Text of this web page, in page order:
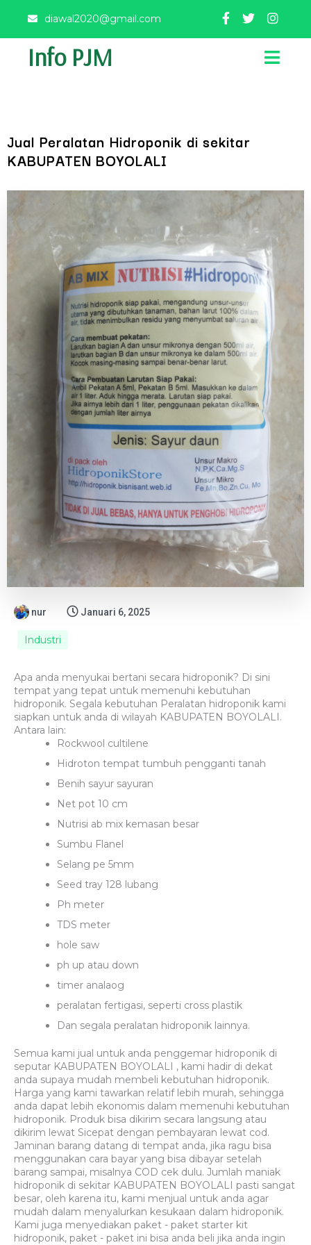
diawal2020@gmail.com
Info PJM
Jual Peralatan Hidroponik di sekitar
KABUPATEN BOYOLALI
nur Januari 6, 2025
Industri
Apa anda menyukai bertani secara hidroponik? Di sini
tempat yang tepat untuk memenuhi kebutuhan
hidroponik. Segala kebutuhan Peralatan hidroponik kami
siapkan untuk anda di wilayah KABUPATEN BOYOLALI.
Antara lain:
Rockwool cultilene
Hidroton tempat tumbuh pengganti tanah
Benih sayur sayuran
Net pot 10 cm
Nutrisi ab mix kemasan besar
Sumbu Flanel
Selang pe 5mm
Seed tray 128 lubang
Ph meter
TDS meter
hole saw
ph up atau down
timer analaog
peralatan fertigasi, seperti cross plastik
Dan segala peralatan hidroponik lainnya.
Semua kami jual untuk anda penggemar hidroponik di
seputar KABUPATEN BOYOLALI , kami hadir di dekat
anda supaya mudah membeli kebutuhan hidroponik.
Harga yang kami tawarkan relatif lebih murah, sehingga
anda dapat lebih ekonomis dalam memenuhi kebutuhan
hidroponik. Produk bisa dikirim secara langsung atau
dikirim lewat Sicepat dengan pembayaran lewat cod.
Jaminan barang datang di tempat anda, jika ragu bisa
menggunakan cara bayar yang bisa dibayar setelah
barang sampai, misalnya COD cek dulu. Jumlah maniak
hidroponik di sekitar KABUPATEN BOYOLALI pasti sangat
besar, oleh karena itu, kami menjual untuk anda agar
mudah dalam menyalurkan kesukaan dalam hidroponik.
Kami juga menyediakan paket - paket starter kit
hidroponik, paket - paket ini bisa anda beli jika anda ingin